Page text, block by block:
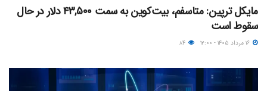
مایکل ترپین: متاسفم، بیت‌کوین به سمت ۴۳,۵۰۰ دلار در حال
سقوط است